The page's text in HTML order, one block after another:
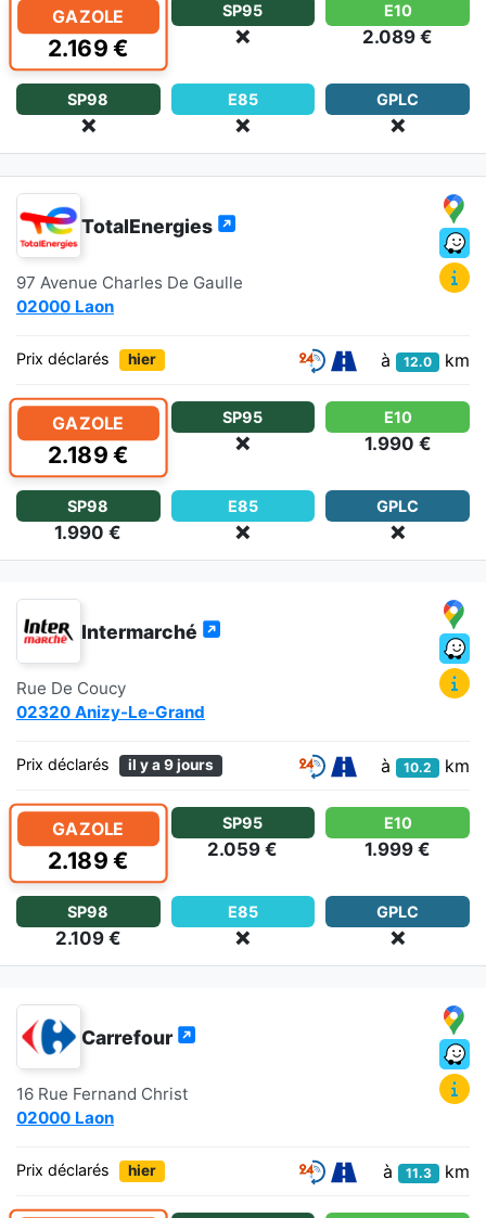
GAZOLE
2.169 €
SP95
❌
E10
2.089 €
SP98
❌
E85
❌
GPLC
❌
TotalEnergies
97 Avenue Charles De Gaulle
02000 Laon
Prix déclarés hier à 12.0 km
GAZOLE
2.189 €
SP95
❌
E10
1.990 €
SP98
1.990 €
E85
❌
GPLC
❌
Intermarché
Rue De Coucy
02320 Anizy-Le-Grand
Prix déclarés il y a 9 jours à 10.2 km
GAZOLE
2.189 €
SP95
2.059 €
E10
1.999 €
SP98
2.109 €
E85
❌
GPLC
❌
Carrefour
16 Rue Fernand Christ
02000 Laon
Prix déclarés hier à 11.3 km